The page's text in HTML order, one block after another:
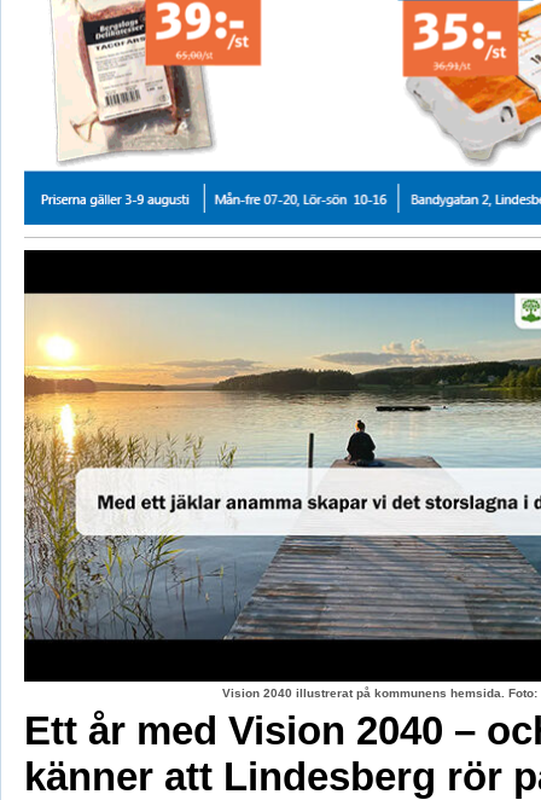
Vision 2040 illustrerat på kommunens hemsida.
Ett år med Vision 2040 –
känner att Lindesberg rör